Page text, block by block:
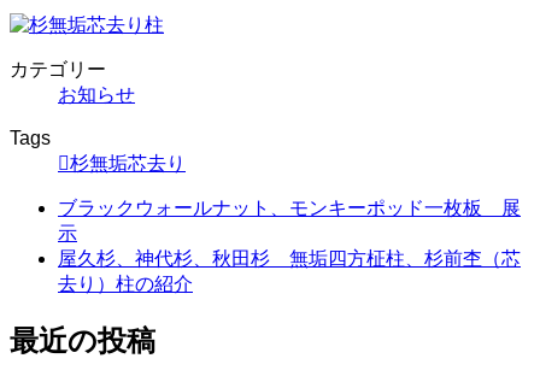
カテゴリー
お知らせ
Tags
杉無垢芯去り
ブラックウォールナット、モンキーポッド一枚板 展
示
屋久杉、神代杉、秋田杉 無垢四方柾柱、杉前杢（芯
去り）柱の紹介
最近の投稿